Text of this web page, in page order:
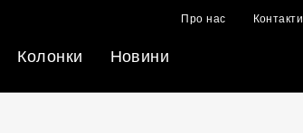
Про нас Контакти
Колонки Новини